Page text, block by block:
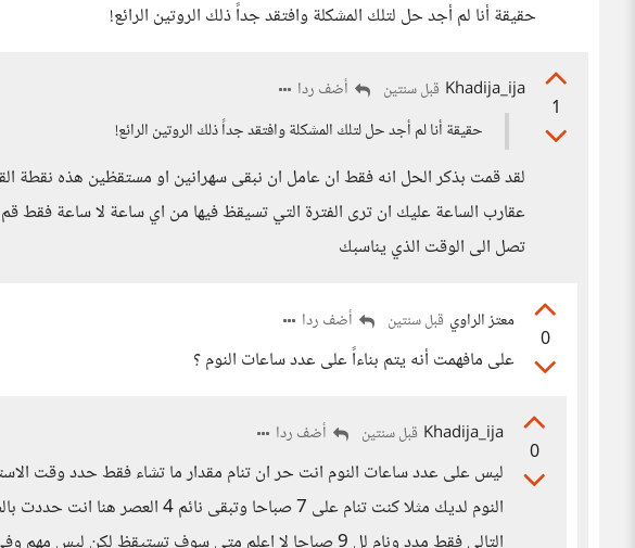
حقيقة أنا لم أجد حل لتلك المشكلة وافتقد جداً ذلك الروتين الرائع!
1
Khadija_ija قبل سنتين
أضف ردا
حقيقة أنا لم أجد حل لتلك المشكلة وافتقد جداً ذلك الروتين الرائع!
لقد قمت بذكر الحل انه فقط ان عامل ان نبقى سهرانين او مستقظين هذه نقطة
عقارب الساعة عليك ان ترى الفترة التي تسيقظ فيها من اي ساعة لا ساعة فقط
تصل الى الوقت الذي يناسبك
0
معتز الراوي قبل سنتين أضف ردا
على مافهمت أنه يتم بناءاً على عدد ساعات النوم ؟
0
Khadija_ija قبل سنتين أضف ردا
ليس على عدد ساعات النوم انت حر ان تنام مقدار ما تشاء فقط حدد وقت